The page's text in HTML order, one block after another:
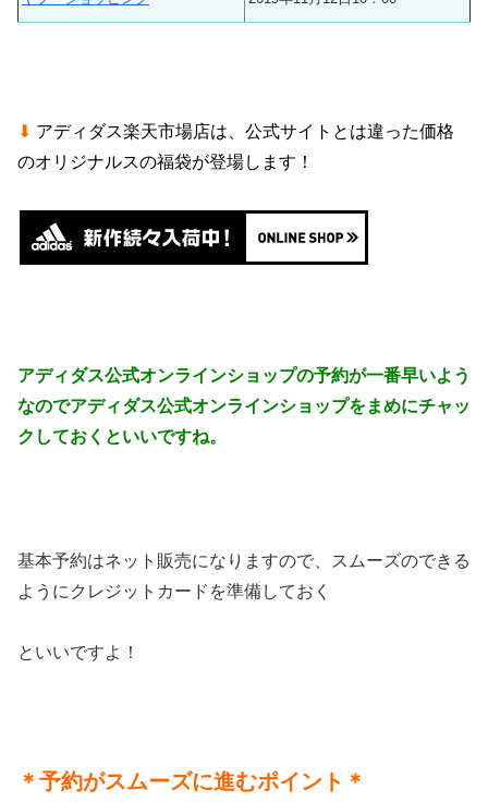
⬇ アディダス楽天市場店は、公式サイトとは違った価格
のオリジナルスの福袋が登場します！
アディダス公式オンラインショップの予約が一番早いよう
なのでアディダス公式オンラインショップをまめにチャッ
クしておくといいですね。
基本予約はネット販売になりますので、スムーズのできる
ようにクレジットカードを準備しておく
といいですよ！
＊予約がスムーズに進むポイント＊